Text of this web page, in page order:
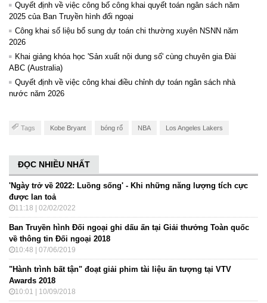
Quyết định về việc công bố công khai quyết toán ngân sách năm
2025 của Ban Truyền hình đối ngoại
Công khai số liệu bổ sung dự toán chi thường xuyên NSNN năm
2026
Khai giảng khóa học 'Sản xuất nội dung số' cùng chuyên gia Đài
ABC (Australia)
Quyết định về việc công khai điều chỉnh dự toán ngân sách nhà
nước năm 2026
Tags Kobe Bryant bóng rổ NBA Los Angeles Lakers
ĐỌC NHIỀU NHẤT
'Ngày trở về 2022: Luồng sống' - Khi những năng lượng tích cực
được lan toả
11:18 | 02/02/2022
Ban Truyền hình Đối ngoại ghi dấu ấn tại Giải thưởng Toàn quốc
về thông tin Đối ngoại 2018
10:48 | 07/06/2019
"Hành trình bất tận" đoạt giải phim tài liệu ấn tượng tại VTV
Awards 2018
10:01 | 10/09/2018